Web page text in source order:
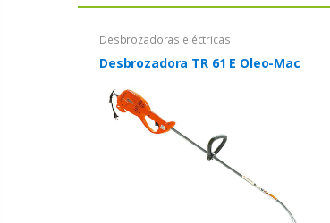
Desbrozadoras eléctricas
Desbrozadora TR 61 E Oleo-Mac